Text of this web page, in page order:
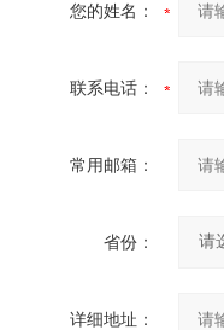
您的姓名：
联系电话：
常用邮箱：
省份：
详细地址：